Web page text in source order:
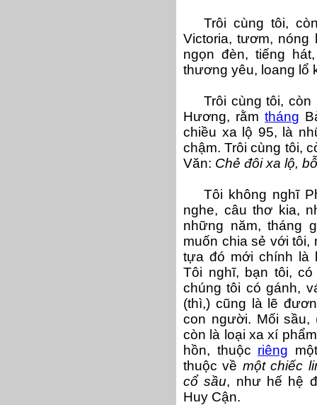
Trôi cùng tôi,
Victoria, tươm, nóng
ngọn đèn, tiếng
thương yêu, loang lổ
Trôi cùng tôi,
Hương, rằmtháng
chiều xa lộ 95, là
chậm. Trôi cùng tôi,
Văn: Chẻ đôi xa lộ,
Tôi không nghĩ
nghe, câu thơ kia,
những năm, tháng
muốn chia sẻ với
tựa đó mới chính là
Tôi nghĩ, bạn tôi,
chúng tôi có gánh,
(thì,) cũng là lẽ
con người. Mối sầu,
còn là loại xa xí
hồn, thuộc riêng
thuộc về một chiếc
cổ sầu, như hế hệ
Huy Cận.